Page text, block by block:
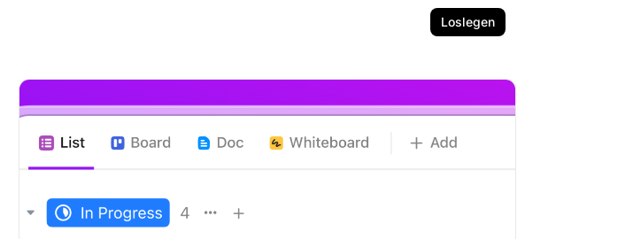
Loslegen